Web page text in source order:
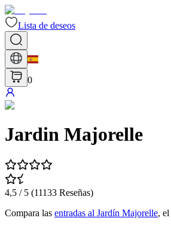
Lista de deseos
0
Jardin Majorelle
4,5 / 5 (11133 Reseñas)
Compara las entradas al Jardín Majorelle, el